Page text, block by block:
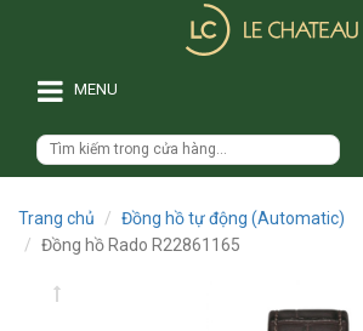
MENU
Trang chủ
Đồng hồ tự động (Automatic)
Đồng hồ Rado R22861165